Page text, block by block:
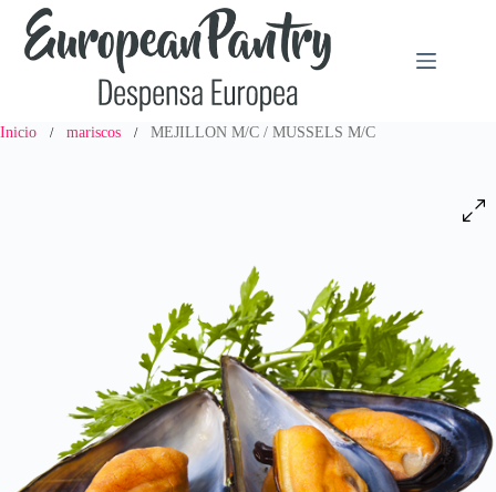
Saltar
contenido
Inicio / mariscos / MEJILLON M/C / MUSSELS M/C